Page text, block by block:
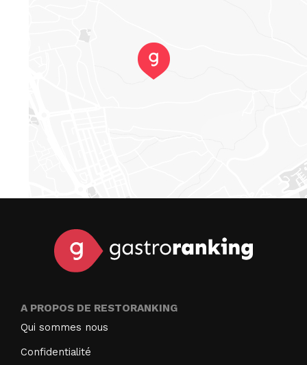
A PROPOS DE RESTORANKING
Qui sommes nous
Confidentialité